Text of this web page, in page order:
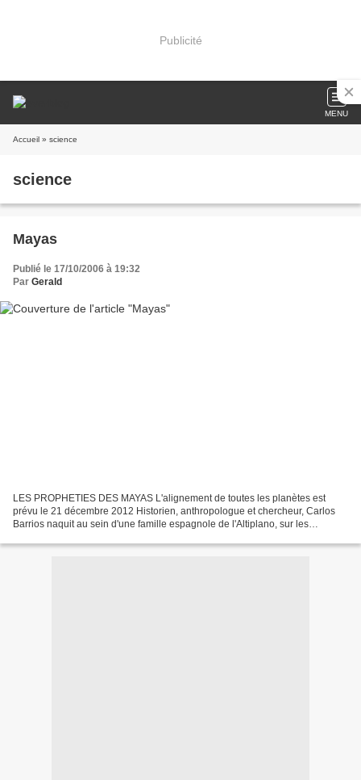
Publicité
MENU
Accueil » science
science
Mayas
Publié le 17/10/2006 à 19:32
Par Gerald
LES PROPHETIES DES MAYAS L'alignement de toutes les planètes est
prévu le 21 décembre 2012 Historien, anthropologue et chercheur, Carlos
Barrios naquit au sein d'une famille espagnole de l'Altiplano, sur les